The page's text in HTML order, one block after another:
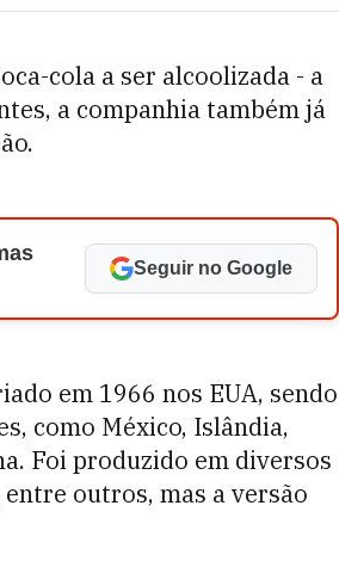
cola a ser alcoolizada - a
a companhia também já
Seguir no Google
em 1966 nos EUA, sendo
como México, Islândia,
Foi produzido em diversos
outros, mas a versão